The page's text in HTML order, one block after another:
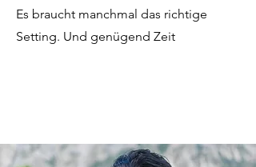
Es braucht manchmal das richtige
Setting. Und genügend Zeit